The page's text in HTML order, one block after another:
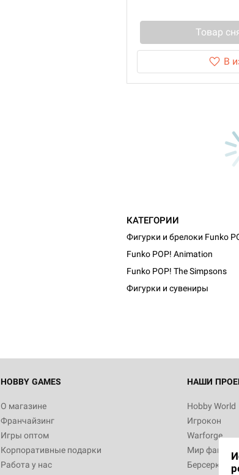
Товар
В
КАТЕГОРИИ
Фигурки и брелоки Funko
Funko POP! Animation
Funko POP! The Simpsons
Фигурки и сувениры
HOBBY GAMES
О магазине
Франчайзинг
Игры оптом
Корпоративные подарки
Работа у нас
НАШИ
Hobby World
Игрокон
Warforge
Мир
Берсерк
Настольная игра Hobby World Журнал
"Мир фантастики. Спецвыпуск: Братья
империи: Боевая тревога
799
Настольная игра Hobby World Сумерки
империи. Четвёртая редакция: Грозовой
Рубеж
12 990